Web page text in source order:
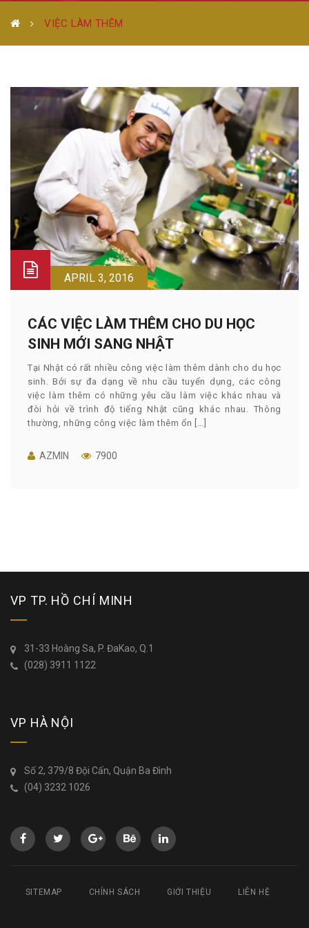
VIỆC LÀM THÊM
APRIL 3, 2016
CÁC VIỆC LÀM THÊM CHO DU HỌC
SINH MỚI SANG NHẬT
Tại Nhật có rất nhiều công việc làm thêm dành cho du học
sinh. Bởi sự đa dạng về nhu cầu tuyển dụng, các công
việc làm thêm có những yêu cầu làm việc khác nhau và
đòi hỏi về trình độ tiếng Nhật cũng khác nhau. Thông
thường, những công việc làm thêm ổn […]
AZMIN 7900
VP TP. HỒ CHÍ MINH
31-33 Hoàng Sa, P. ĐaKao, Q.1
(028) 3911 1122
VP HÀ NỘI
Số 2, 379/8 Đội Cấn, Quận Ba Đình
(04) 3232 1026
SITEMAP CHÍNH SÁCH GIỚI THIỆU LIÊN HỆ